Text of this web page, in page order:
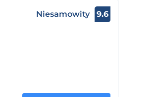
Niesamowity 9.6